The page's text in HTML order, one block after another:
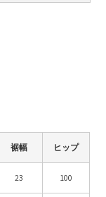
裾幅 ヒップ
23 100